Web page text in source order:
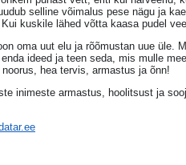
selline võimalus pese nägu ja
kuskile lähed võtta kaasa pudel
oma uut elu ja rõõmustan uue üle.
ideed ja teen seda, mis mulle
hea tervis, armastus ja õnn!
inimeste armastus, hoolitsust ja